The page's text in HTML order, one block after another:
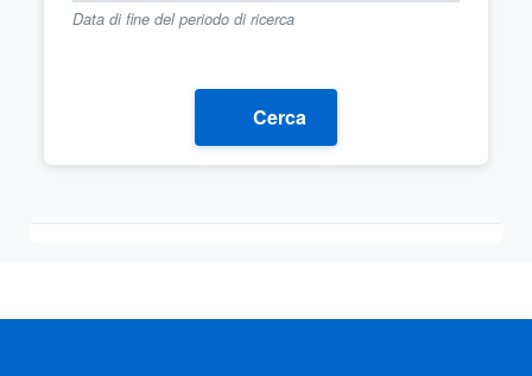
Data di fine del periodo di ricerca
Cerca